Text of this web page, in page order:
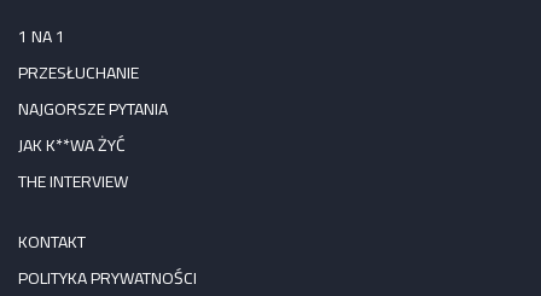
1 NA 1
PRZESŁUCHANIE
NAJGORSZE PYTANIA
JAK K**WA ŻYĆ
THE INTERVIEW
KONTAKT
POLITYKA PRYWATNOŚCI